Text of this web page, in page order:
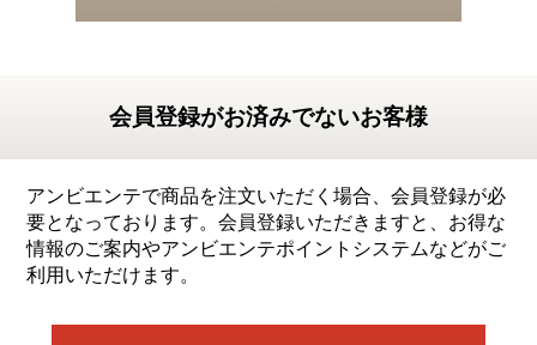
会員登録がお済みでないお客様
アンビエンテで商品を注文いただく場合、会員登録が必
要となっております。会員登録いただきますと、お得な
情報のご案内やアンビエンテポイントシステムなどがご
利用いただけます。